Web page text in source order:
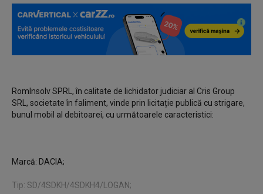
RomInsolv SPRL, în calitate de lichidator judiciar al Cris Group
SRL, societate în faliment, vinde prin licitație publică cu strigare,
bunul mobil al debitoarei, cu următoarele caracteristici:
Marcă: DACIA;
Tip: SD/4SDKH/4SDKH4/LOGAN;